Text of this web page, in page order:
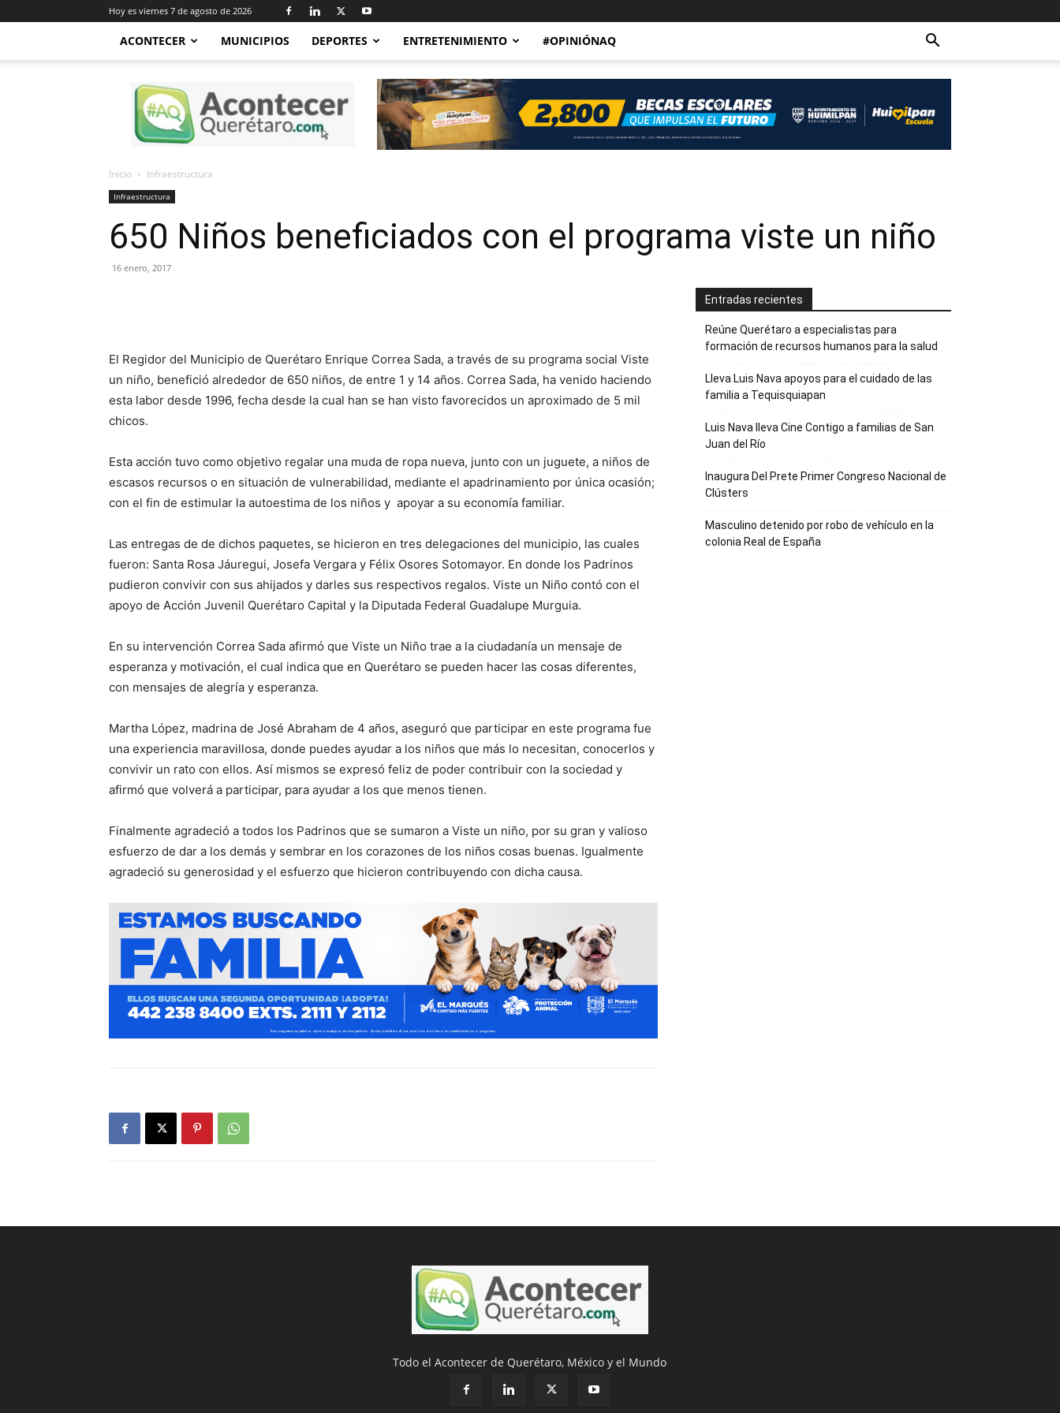
Hoy es viernes 7 de agosto de 2026
ACONTECER MUNICIPIOS DEPORTES ENTRETENIMIENTO #OPINIÓNAQ
Acontecer
Querétaro
Inicio Infraestructura
Infraestructura
650 Niños beneficiados con el programa viste un niño
16 enero, 2017
El Regidor del Municipio de Querétaro Enrique Correa Sada, a través de su programa social Viste
un niño, benefició alrededor de 650 niños, de entre 1 y 14 años. Correa Sada, ha venido haciendo
esta labor desde 1996, fecha desde la cual han se han visto favorecidos un aproximado de 5 mil
chicos.
Esta acción tuvo como objetivo regalar una muda de ropa nueva, junto con un juguete, a niños de
escasos recursos o en situación de vulnerabilidad, mediante el apadrinamiento por única ocasión;
con el fin de estimular la autoestima de los niños y apoyar a su economía familiar.
Las entregas de de dichos paquetes, se hicieron en tres delegaciones del municipio, las cuales
fueron: Santa Rosa Jáuregui, Josefa Vergara y Félix Osores Sotomayor. En donde los Padrinos
pudieron convivir con sus ahijados y darles sus respectivos regalos. Viste un Niño contó con el
apoyo de Acción Juvenil Querétaro Capital y la Diputada Federal Guadalupe Murguia.
En su intervención Correa Sada afirmó que Viste un Niño trae a la ciudadanía un mensaje de
esperanza y motivación, el cual indica que en Querétaro se pueden hacer las cosas diferentes,
con mensajes de alegría y esperanza.
Martha López, madrina de José Abraham de 4 años, aseguró que participar en este programa fue
una experiencia maravillosa, donde puedes ayudar a los niños que más lo necesitan, conocerlos y
convivir un rato con ellos. Así mismos se expresó feliz de poder contribuir con la sociedad y
afirmó que volverá a participar, para ayudar a los que menos tienen.
Finalmente agradeció a todos los Padrinos que se sumaron a Viste un niño, por su gran y valioso
esfuerzo de dar a los demás y sembrar en los corazones de los niños cosas buenas. Igualmente
agradeció su generosidad y el esfuerzo que hicieron contribuyendo con dicha causa.
Entradas recientes
Reúne Querétaro a especialistas para
formación de recursos humanos para la salud
Lleva Luis Nava apoyos para el cuidado de las
familia a Tequisquiapan
Luis Nava lleva Cine Contigo a familias de San
Juan del Río
Inaugura Del Prete Primer Congreso Nacional de
Clústers
Masculino detenido por robo de vehículo en la
colonia Real de España
Todo el Acontecer de Querétaro, México y el Mundo